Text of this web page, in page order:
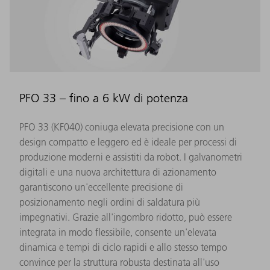
PFO 33 – fino a 6 kW di potenza
PFO 33 (KF040) coniuga elevata precisione con un
design compatto e leggero ed è ideale per processi di
produzione moderni e assistiti da robot. I galvanometri
digitali e una nuova architettura di azionamento
garantiscono un'eccellente precisione di
posizionamento negli ordini di saldatura più
impegnativi. Grazie all'ingombro ridotto, può essere
integrata in modo flessibile, consente un'elevata
dinamica e tempi di ciclo rapidi e allo stesso tempo
convince per la struttura robusta destinata all'uso